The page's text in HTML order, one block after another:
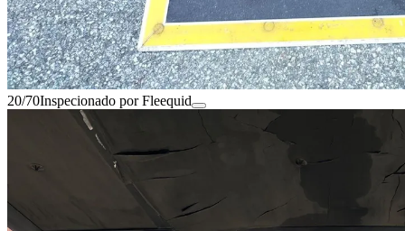
20/70Inspecionado por Fleequid